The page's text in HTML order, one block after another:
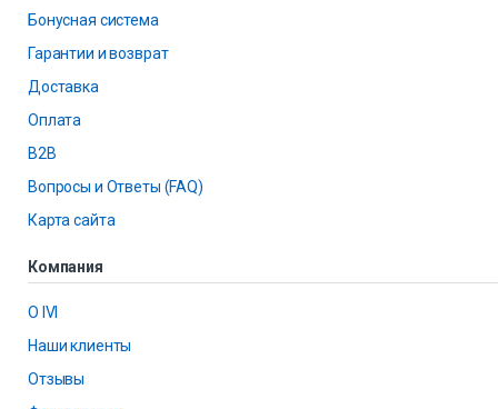
Бонусная система
Гарантии и возврат
Доставка
Оплата
B2B
Вопросы и Ответы (FAQ)
Карта сайта
Компания
О IVI
Наши клиенты
Отзывы